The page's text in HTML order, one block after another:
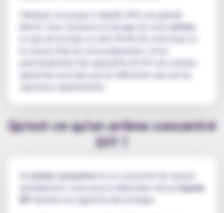
Fabriquer son propre e-liquide offre une grande
liberté. Vous choisissez le dosage de votre
arôme
le volume final de votre préparation. Cette
personnalisation fait aujourd'hui du DIY une solution
appréciée aussi bien par les débutants que par les
Qu'est-ce qu'un arôme concentré
DIY ?
Unarôme concentré est un concentré de saveurs
e-liquide
destiné à la cigarette électronique.